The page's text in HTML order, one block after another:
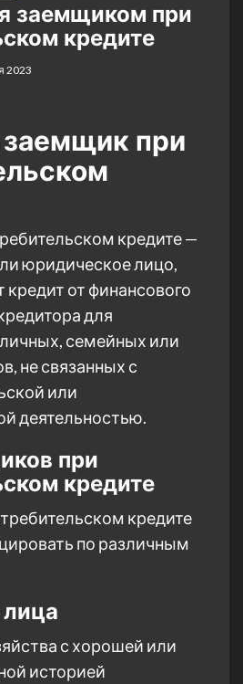
заемщиком при
кредите
2023
заемщик при
кредите —
юридическое лицо,
кредит от финансового
для
семейных или
не связанных с
или
деятельностью.
при
кредите
кредите
по различным
с хорошей или
историей